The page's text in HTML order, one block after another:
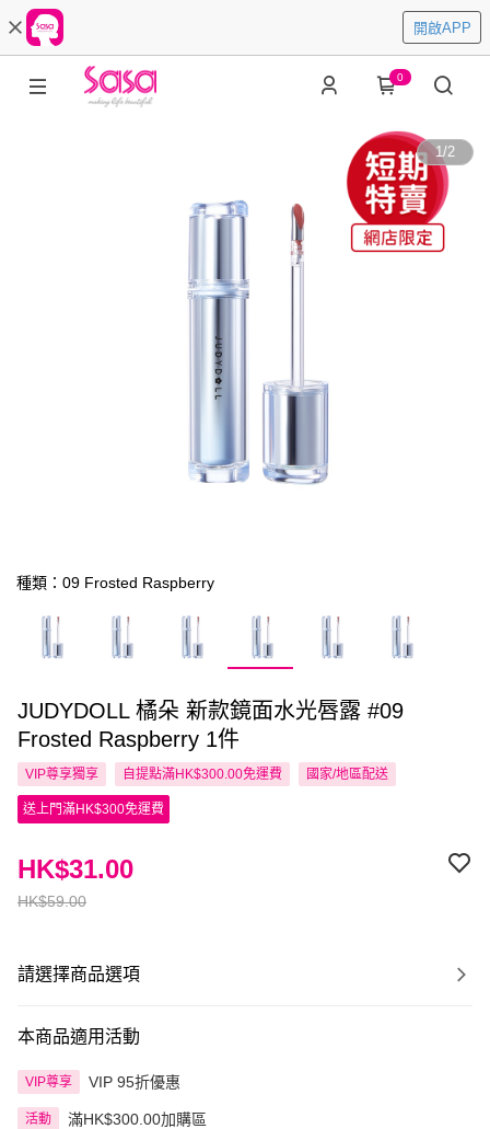
開啟APP
0
1/2
種類：09 Frosted Raspberry
JUDYDOLL 橘朵 新款鏡面水光唇露 #09
Frosted Raspberry 1件
VIP尊享獨享 自提點滿HK$300.00免運費 國家/地區配送
送上門滿HK$300免運費
HK$59.00
HK$31.00
請選擇商品選項
本商品適用活動
VIP尊享 VIP 95折優惠
活動 滿HK$300.00加購區